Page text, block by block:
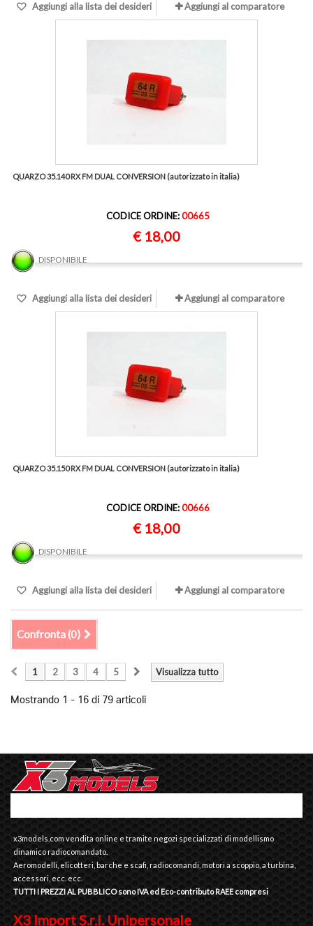
Aggiungi alla lista dei desideri Aggiungi al comparatore
QUARZO 35.140 RX FM DUAL CONVERSION (autorizzato in italia)
CODICE ORDINE:00665
€ 18,00
DISPONIBILE
Aggiungi alla lista dei desideri Aggiungi al comparatore
QUARZO 35.150 RX FM DUAL CONVERSION (autorizzato in italia)
CODICE ORDINE:00666
€ 18,00
DISPONIBILE
Aggiungi alla lista dei desideri Aggiungi al comparatore
Confronta (0)
Visualizza tutto
1 2 3 4 5
Mostrando 1 - 16 di 79 articoli
x3models.com vendita online e tramite negozi specializzati di modellismo
dinamico radiocomandato.
Aeromodelli, elicotteri, barche e scafi, radiocomandi, motori a scoppio, a turbina,
accessori, ecc. ecc.
TUTTI I PREZZI AL PUBBLICO sono IVA ed Eco-contributo RAEE compresi
X3 Import S.r.l. Unipersonale